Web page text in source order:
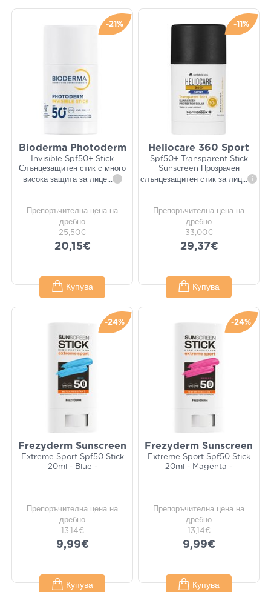
-21%
Bioderma Photoderm
Invisible Spf50+ Stick
Слънцезащитен стик с много
висока защита за лице... i
Препоръчителна цена на
дребно
25,50€
20,15€
Купува
-11%
Heliocare 360 Sport
Spf50+ Transparent Stick
Sunscreen Прозрачен
слънцезащитен стик за лиц... i
Препоръчителна цена на
дребно
33,00€
29,37€
Купува
-24%
Frezyderm Sunscreen
Extreme Sport Spf50 Stick
20ml - Blue -
Препоръчителна цена на
дребно
13,14€
9,99€
Купува
-24%
Frezyderm Sunscreen
Extreme Sport Spf50 Stick
20ml - Magenta -
Препоръчителна цена на
дребно
13,14€
9,99€
Купува